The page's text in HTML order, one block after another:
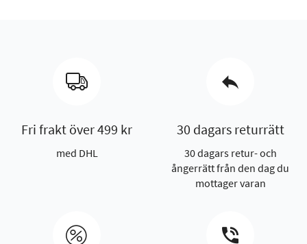
Fri frakt över 499 kr
med DHL
30 dagars returrätt
30 dagars retur- och
ångerrätt från den dag du
mottager varan